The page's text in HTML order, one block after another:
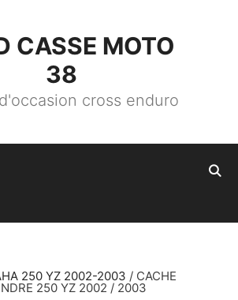
CASSE MOTO
38
cross enduro
250 YZ 2002-2003 / CACHE
250 YZ 2002 / 2003